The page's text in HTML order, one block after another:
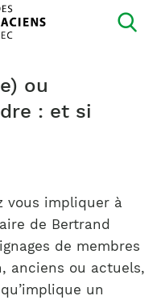
ou
: et si
vous impliquer à
de Bertrand
de membres
anciens ou actuels,
un